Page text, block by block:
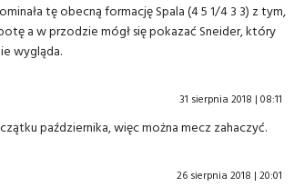
tę obecną formację Spala (4 5 1/4 3 3) z tym,
a w przodzie mógł się pokazać Sneider, który
wygląda.
31 sierpnia 2018 | 08:11
października, więc można mecz zahaczyć.
26 sierpnia 2018 | 20:01